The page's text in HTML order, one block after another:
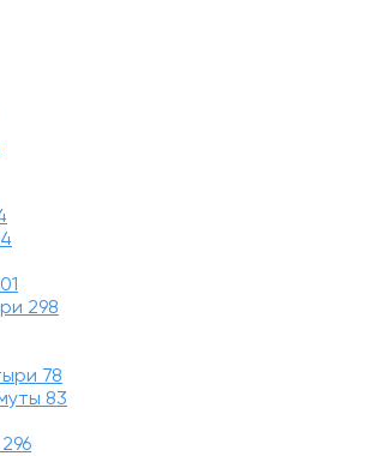
298
78
83
296